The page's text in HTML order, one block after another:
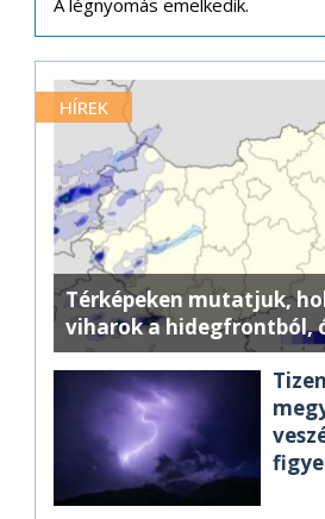
A légnyomás emelkedik.
HÍREK
Térképeken mutatjuk,
viharok a hidegfrontból,